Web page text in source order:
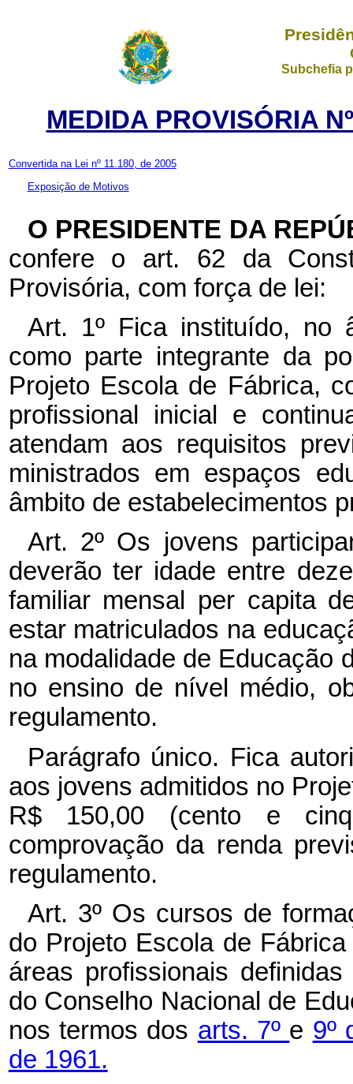
Subchefia
MEDIDA PROVISÓRIA
Convertida na Lei nº 11.180, de 2005
Exposição de Motivos
O PRESIDENTE DA
confere o art. 62 da
Provisória, com força de lei:
Art. 1º Fica instituído, no
como parte integrante da
Projeto Escola de Fábrica,
profissional inicial e
atendam aos requisitos
ministrados em espaços
âmbito de estabelecimentos
Art. 2º Os jovens
deverão ter idade entre
familiar mensal per capita
estar matriculados na
na modalidade de Educação
no ensino de nível médio,
regulamento.
Parágrafo único. Fica
aos jovens admitidos no
R$ 150,00 (cento e
comprovação da renda
regulamento.
Art. 3º Os cursos de
do Projeto Escola de
áreas profissionais
do Conselho Nacional de
nos termos dos arts. 7º e 9º
de 1961.